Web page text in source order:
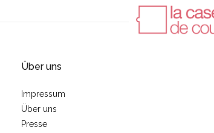
Über uns
Impressum
Über uns
Presse